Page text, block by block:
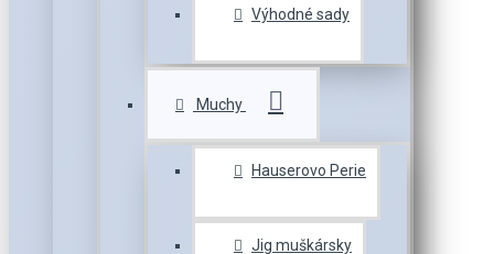
Výhodné sady
Muchy
Hauserovo Perie
Jig muškársky